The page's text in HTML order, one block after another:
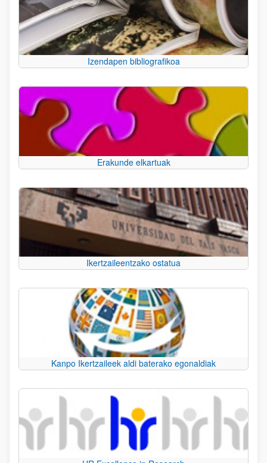
Izendapen bibliografikoa
Erakunde elkartuak
Ikertzaileentzako ostatua
Kanpo Ikertzaileek aldi baterako egonaldiak